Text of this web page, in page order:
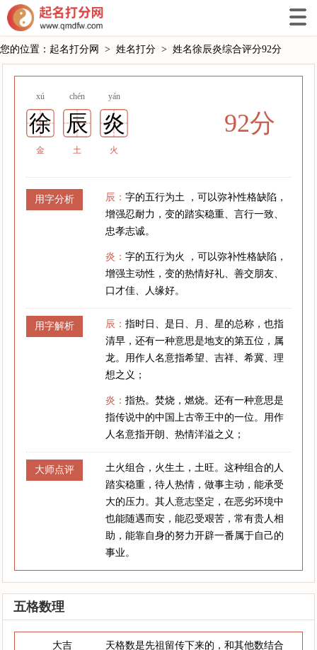
您的位置： 起名打分网 > 姓名打分 > 姓名徐辰炎综合评分92分
xú chén yán
徐 辰 炎
金 土 火
92分
用字分析 辰：字的五行为土 ，可以弥补性格缺陷，
增强忍耐力，变的踏实稳重、言行一致、
忠孝志诚。
炎：字的五行为火 ，可以弥补性格缺陷，
增强主动性，变的热情好礼、善交朋友、
口才佳、人缘好。
用字解析 辰：指时日、是日、月、星的总称，也指
清早，还有一种意思是地支的第五位，属
龙。用作人名意指希望、吉祥、希冀、理
想之义；
炎：指热。焚烧，燃烧。还有一种意思是
指传说中的中国上古帝王中的一位。用作
人名意指开朗、热情洋溢之义；
大师点评
土火组合，火生土，土旺。这种组合的人
踏实稳重，待人热情，做事主动，能承受
大的压力。其人意志坚定，在恶劣环境中
也能随遇而安，能忍受艰苦，常有贵人相
助，能靠自身的努力开辟一番属于自己的
事业。
五格数理
大吉
天格数是先祖留传下来的，和其他数结合